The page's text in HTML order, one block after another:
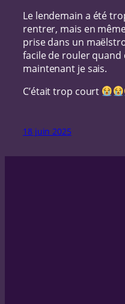
Le lendemain a été
rentrer, mais en
prise dans un
facile de rouler quand
maintenant je sais.
C’était trop court
18 juin 2025